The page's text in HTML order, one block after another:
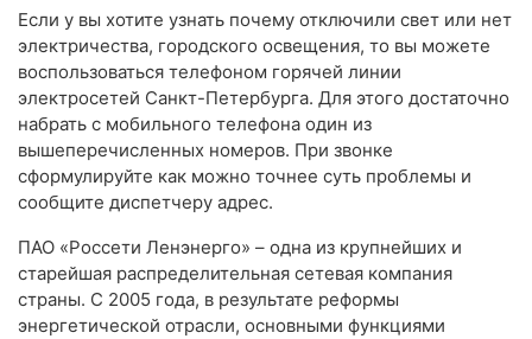
Если у вы хотите узнать почему отключили свет или нет
электричества, городского освещения, то вы можете
воспользоваться телефоном горячей линии
электросетей Санкт-Петербурга. Для этого достаточно
набрать с мобильного телефона один из
вышеперечисленных номеров. При звонке
сформулируйте как можно точнее суть проблемы и
сообщите диспетчеру адрес.
ПАО «Россети Ленэнерго» – одна из крупнейших и
старейшая распределительная сетевая компания
страны. С 2005 года, в результате реформы
энергетической отрасли, основными функциями